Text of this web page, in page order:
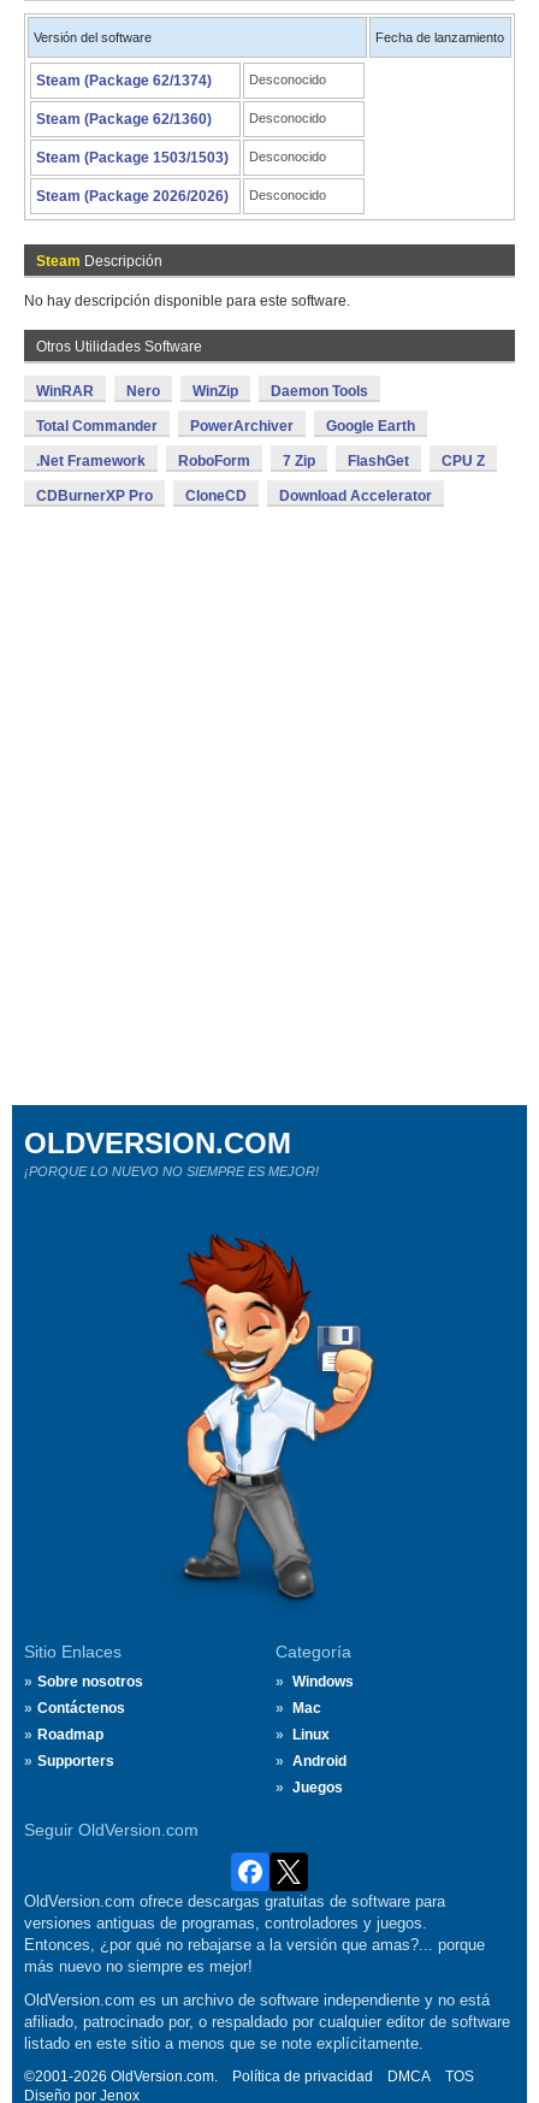
Versión del software Fecha de lanzamiento
Steam (Package 62/1374) Desconocido
Steam (Package 62/1360) Desconocido
Steam (Package 1503/1503) Desconocido
Steam (Package 2026/2026) Desconocido
Steam Descripción
No hay descripción disponible para este software.
Otros Utilidades Software
WinRAR Nero WinZip Daemon Tools
Total Commander PowerArchiver Google Earth
.Net Framework RoboForm 7 Zip FlashGet CPU Z
CDBurnerXP Pro CloneCD Download Accelerator
Sitio Enlaces
Sobre nosotros
Contáctenos
Roadmap
Supporters
Categoría
Windows
Mac
Linux
Android
Juegos
Seguir OldVersion.com
OLDVERSION.COM
¡PORQUE LO NUEVO NO SIEMPRE ES MEJOR!
OldVersion.com ofrece descargas gratuitas de software para
versiones antiguas de programas, controladores y juegos.
Entonces, ¿por qué no rebajarse a la versión que amas?... porque
más nuevo no siempre es mejor!
OldVersion.com es un archivo de software independiente y no está
afiliado, patrocinado por, o respaldado por cualquier editor de software
listado en este sitio a menos que se note explícitamente.
©2001-2026 OldVersion.com. Política de privacidad DMCA
TOS
Diseño por Jenox